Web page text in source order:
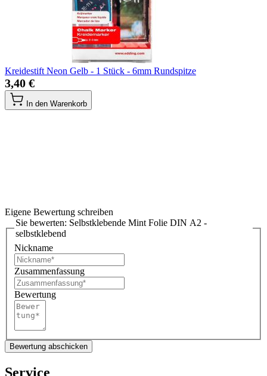
Kreidestift Neon Gelb - 1 Stück - 6mm Rundspitze
3,40 €
In den Warenkorb
Eigene Bewertung schreiben
Sie bewerten: Selbstklebende Mint Folie DIN A2 -
selbstklebend
Nickname
Zusammenfassung
Bewertung
Bewertung abschicken
Service